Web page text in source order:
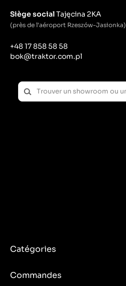
Siège socialTajęcina 2KA
(près de l'aéroport Rzeszów-Jasionka)
+48 17 858 58 58
bok@traktor.com.pl
Catégories
Commandes